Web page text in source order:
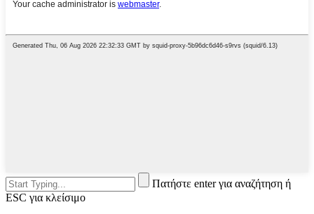
Πατήστε enter για αναζήτηση ή
ESC για κλείσιμο